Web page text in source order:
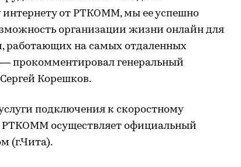
интернету от РТКОММ, мы ее успешно
организации жизни онлайн для
работающих на самых отдаленных
прокомментировал генеральный
Корешков.
подключения к скоростному
РТКОММ осуществляет официальный
(г.Чита).